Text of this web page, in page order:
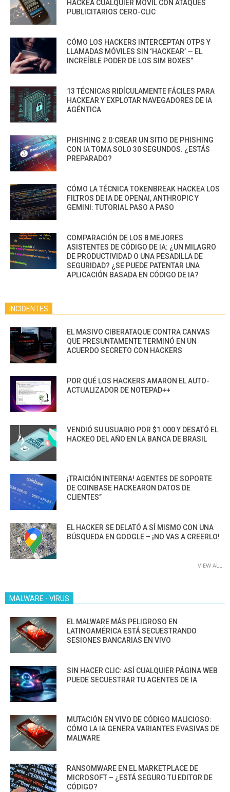
HACKEA CUALQUIER MÓVIL CON ATAQUES
PUBLICITARIOS CERO-CLIC
CÓMO LOS HACKERS INTERCEPTAN OTPS Y
LLAMADAS MÓVILES SIN ‘HACKEAR’ — EL
INCREÍBLE PODER DE LOS SIM BOXES”
13 TÉCNICAS RIDÍCULAMENTE FÁCILES PARA
HACKEAR Y EXPLOTAR NAVEGADORES DE IA
AGÉNTICA
PHISHING 2.0:CREAR UN SITIO DE PHISHING
CON IA TOMA SOLO 30 SEGUNDOS. ¿ESTÁS
PREPARADO?
CÓMO LA TÉCNICA TOKENBREAK HACKEA LOS
FILTROS DE IA DE OPENAI, ANTHROPIC Y
GEMINI: TUTORIAL PASO A PASO
COMPARACIÓN DE LOS 8 MEJORES
ASISTENTES DE CÓDIGO DE IA: ¿UN MILAGRO
DE PRODUCTIVIDAD O UNA PESADILLA DE
SEGURIDAD? ¿SE PUEDE PATENTAR UNA
APLICACIÓN BASADA EN CÓDIGO DE IA?
INCIDENTES
EL MASIVO CIBERATAQUE CONTRA CANVAS
QUE PRESUNTAMENTE TERMINÓ EN UN
ACUERDO SECRETO CON HACKERS
POR QUÉ LOS HACKERS AMARON EL AUTO-
ACTUALIZADOR DE NOTEPAD++
VENDIÓ SU USUARIO POR $1.000 Y DESATÓ EL
HACKEO DEL AÑO EN LA BANCA DE BRASIL
¡TRAICIÓN INTERNA! AGENTES DE SOPORTE
DE COINBASE HACKEARON DATOS DE
CLIENTES”
EL HACKER SE DELATÓ A SÍ MISMO CON UNA
BÚSQUEDA EN GOOGLE – ¡NO VAS A CREERLO!
VIEW ALL
MALWARE - VIRUS
EL MALWARE MÁS PELIGROSO EN
LATINOAMÉRICA ESTÁ SECUESTRANDO
SESIONES BANCARIAS EN VIVO
SIN HACER CLIC: ASÍ CUALQUIER PÁGINA WEB
PUEDE SECUESTRAR TU AGENTES DE IA
MUTACIÓN EN VIVO DE CÓDIGO MALICIOSO:
CÓMO LA IA GENERA VARIANTES EVASIVAS DE
MALWARE
RANSOMWARE EN EL MARKETPLACE DE
MICROSOFT – ¿ESTÁ SEGURO TU EDITOR DE
CÓDIGO?